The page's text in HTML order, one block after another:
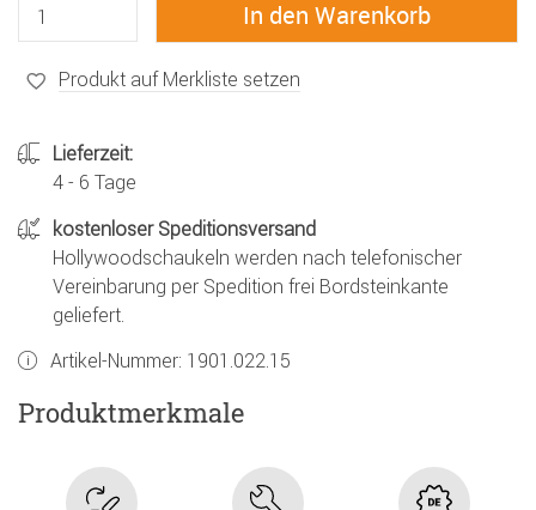
Produkt auf Merkliste setzen
Lieferzeit:
4 - 6 Tage
kostenloser Speditionsversand
Hollywoodschaukeln werden nach telefonischer
Vereinbarung per Spedition frei Bordsteinkante
geliefert.
Artikel-Nummer: 1901.022.15
Produktmerkmale